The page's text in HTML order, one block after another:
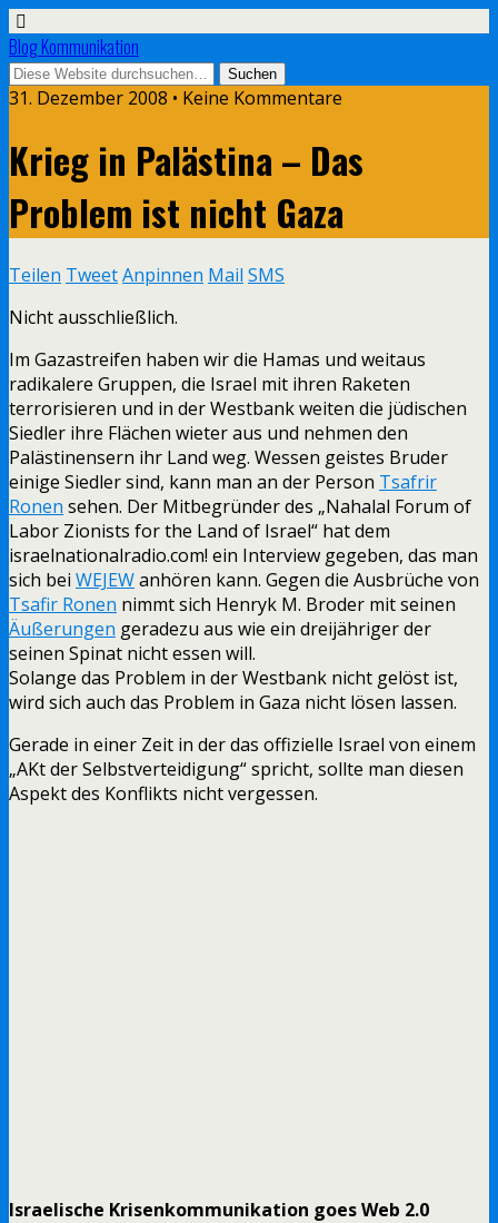
Blog Kommunikation
31. Dezember 2008 • Keine Kommentare
Krieg in Palästina – Das
Problem ist nicht Gaza
Teilen TweetAnpinnen Mail SMS
Nicht ausschließlich.
Im Gazastreifen haben wir die Hamas und weitaus
radikalere Gruppen, die Israel mit ihren Raketen
terrorisieren und in der Westbank weiten die jüdischen
Siedler ihre Flächen wieter aus und nehmen den
Palästinensern ihr Land weg. Wessen geistes Bruder
einige Siedler sind, kann man an der Person Tsafrir
Ronen sehen. Der Mitbegründer des „Nahalal Forum of
Labor Zionists for the Land of Israel“ hat dem
israelnationalradio.com! ein Interview gegeben, das man
sich bei WEJEWanhören kann. Gegen die Ausbrüche von
Tsafir Ronen nimmt sich Henryk M. Broder mit seinen
Äußerungen geradezu aus wie ein dreijähriger der
seinen Spinat nicht essen will.
Solange das Problem in der Westbank nicht gelöst ist,
wird sich auch das Problem in Gaza nicht lösen lassen.
Gerade in einer Zeit in der das offizielle Israel von einem
„AKt der Selbstverteidigung“ spricht, sollte man diesen
Aspekt des Konflikts nicht vergessen.
Israelische Krisenkommunikation goes Web 2.0